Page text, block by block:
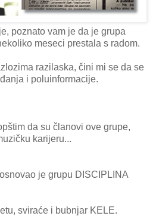
poznato vam je da je grupa
meseci prestala s radom.
razilaska, čini mi se da se
i poluinformacije.
da su članovi ove grupe,
karijeru...
je grupu DISCIPLINA
sviraće i bubnjar KELE.